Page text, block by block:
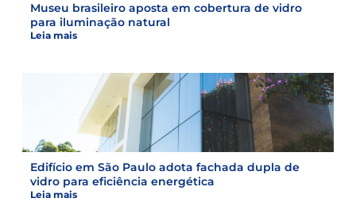
Museu brasileiro aposta em cobertura de vidro
para iluminação natural
Leia mais
Edifício em São Paulo adota fachada dupla de
vidro para eficiência energética
Leia mais